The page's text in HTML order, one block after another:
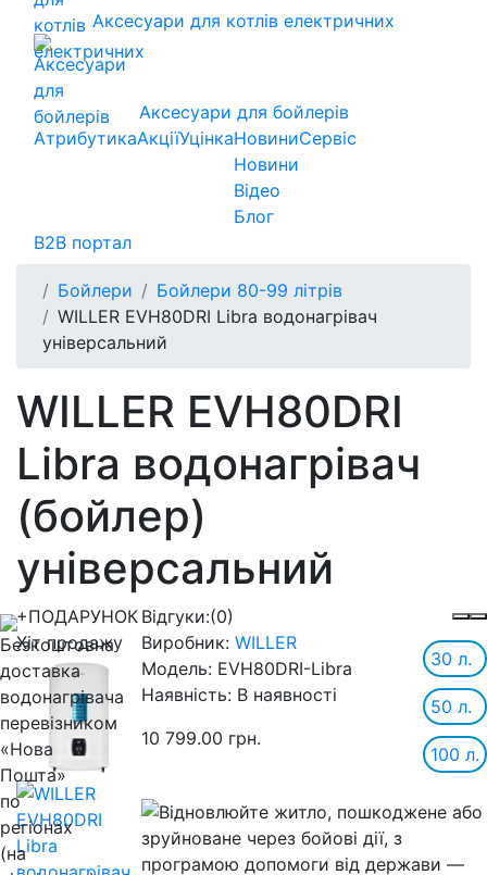
Аксесуари для котлів електричних
Аксесуари для бойлерів
АтрибутикаАкціїУцінкаНовини
Новини
Відео
Блог
Сервіс
B2B портал
Бойлери
Бойлери 80-99 літрів
WILLER EVH80DRI Libra водонагрівач
універсальний
WILLER EVH80DRI
Libra водонагрівач
(бойлер)
універсальний
+ПОДАРУНОК
Хіт продажу
Відгуки:(0)
30 л.
50 л.
100 л.
Виробник: WILLER
Модель: EVH80DRI-Libra
Наявність: В наявності
10 799.00 грн.